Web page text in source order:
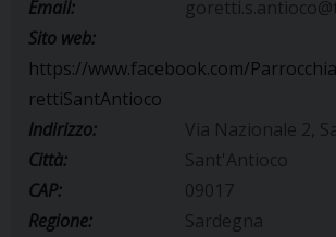
Email:
Sito web:
https://www.facebook.com/
rettiSantAntioco
Indirizzo:
Via Nazionale 2,
Città:
Sant'Antioco
CAP:
09017
Regione:
Sardegna